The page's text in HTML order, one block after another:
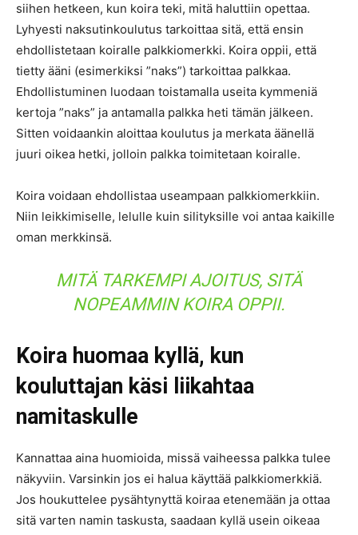
siihen hetkeen, kun koira teki, mitä haluttiin opettaa.
Lyhyesti naksutinkoulutus tarkoittaa sitä, että ensin
ehdollistetaan koiralle palkkiomerkki. Koira oppii, että
tietty ääni (esimerkiksi ”naks”) tarkoittaa palkkaa.
Ehdollistuminen luodaan toistamalla useita kymmeniä
kertoja ”naks” ja antamalla palkka heti tämän jälkeen.
Sitten voidaankin aloittaa koulutus ja merkata äänellä
juuri oikea hetki, jolloin palkka toimitetaan koiralle.
Koira voidaan ehdollistaa useampaan palkkiomerkkiin.
Niin leikkimiselle, lelulle kuin silityksille voi antaa kaikille
oman merkkinsä.
MITÄ TARKEMPI AJOITUS, SITÄ
NOPEAMMIN KOIRA OPPII.
Koira huomaa kyllä, kun
kouluttajan käsi liikahtaa
namitaskulle
Kannattaa aina huomioida, missä vaiheessa palkka tulee
näkyviin. Varsinkin jos ei halua käyttää palkkiomerkkiä.
Jos houkuttelee pysähtynyttä koiraa etenemään ja ottaa
sitä varten namin taskusta, saadaan kyllä usein oikeaa